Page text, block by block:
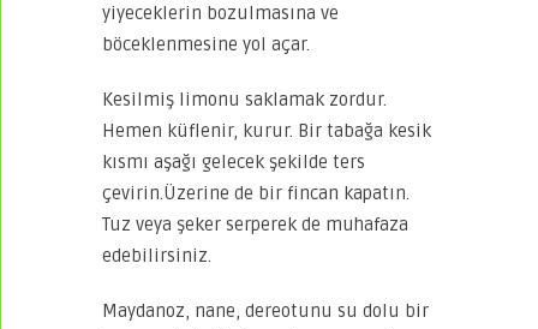
yiyeceklerin bozulmasına ve
böceklenmesine yol açar.
Kesilmiş limonu saklamak zordur.
Hemen küflenir, kurur. Bir tabağa kesik
kısmı aşağı gelecek şekilde ters
çevirin.Üzerine de bir fincan kapatın.
Tuz veya şeker serperek de muhafaza
edebilirsiniz.
Maydanoz, nane, dereotunu su dolu bir